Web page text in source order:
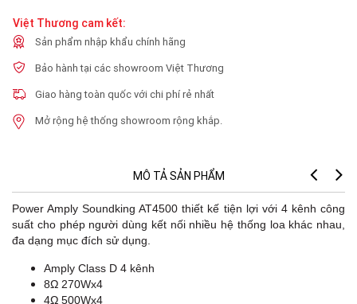
Việt Thương cam kết:
Sản phẩm nhập khẩu chính hãng
Bảo hành tại các showroom Việt Thương
Giao hàng toàn quốc với chi phí rẻ nhất
Mở rộng hệ thống showroom rộng khắp.
MÔ TẢ SẢN PHẨM
Power Amply Soundking AT4500 thiết kế tiện lợi với 4 kênh công
suất cho phép người dùng kết nối nhiều hệ thống loa khác nhau,
đa dạng mục đích sử dụng.
Amply Class D 4 kênh
8Ω 270Wx4
4Ω 500Wx4